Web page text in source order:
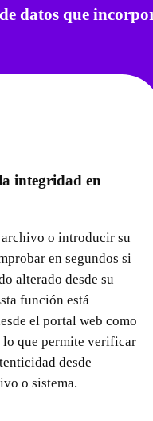
datos que
integridad en
o introducir su
en segundos si
alterado desde su
función está
el portal web como
lo que permite verificar
desde
o sistema.